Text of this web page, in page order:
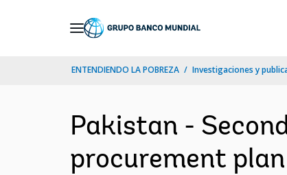
ENTENDIENDO LA POBREZA Investigaciones y
Pakistan -
procurement